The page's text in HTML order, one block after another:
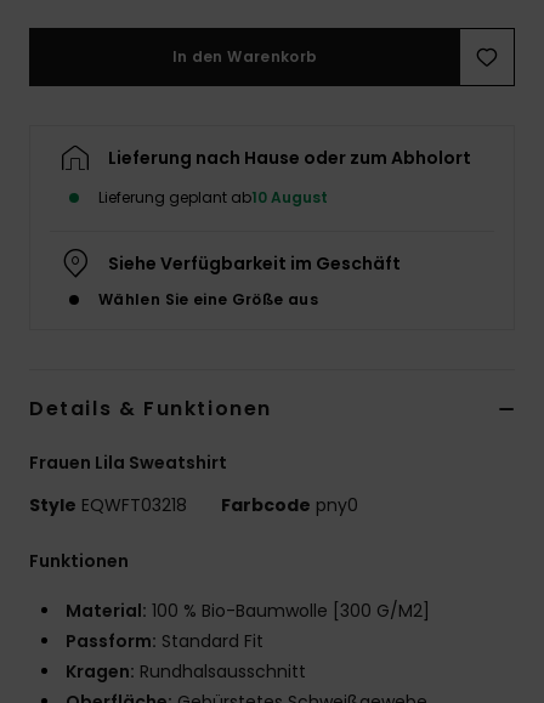
In den Warenkorb
Lieferung nach Hause oder zum Abholort
Lieferung geplant ab10 August
Siehe Verfügbarkeit im Geschäft
Wählen Sie eine Größe aus
Details & Funktionen
Frauen Lila Sweatshirt
Style EQWFT03218 Farbcode pny0
Funktionen
Material: 100 % Bio-Baumwolle [300 G/M2]
Passform: Standard Fit
Kragen: Rundhalsausschnitt